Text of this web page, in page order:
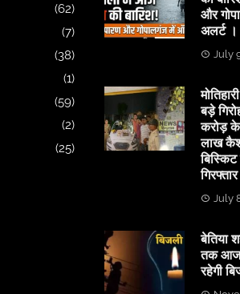
(62)
(7)
(38)
(1)
(59)
(2)
(25)
और
अलर्ट ।
July
बड़े
करोड़
लाख
बिस्किट
July
बेतिया
तक आज
रहेगी